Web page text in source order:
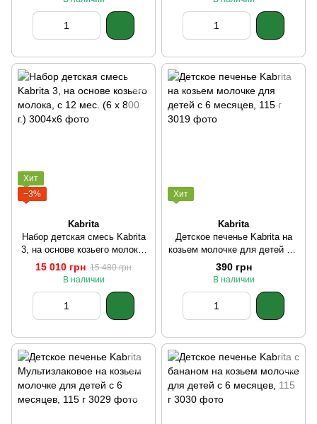
Хит
−3%
Kabrita
Набор детская смесь Kabrita
3, на основе козьего молока,
с 12 мес. (6 х 800 г.)
15 010 грн 15 480 грн
В наличии
Хит
Kabrita
Детское печенье Kabrita на
козьем молочке для детей с 6
месяцев, 115 г
390 грн
В наличии